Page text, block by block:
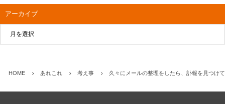
アーカイブ
HOME あれこれ 考え事 久々にメールの整理をしたら、訃報を見つけ